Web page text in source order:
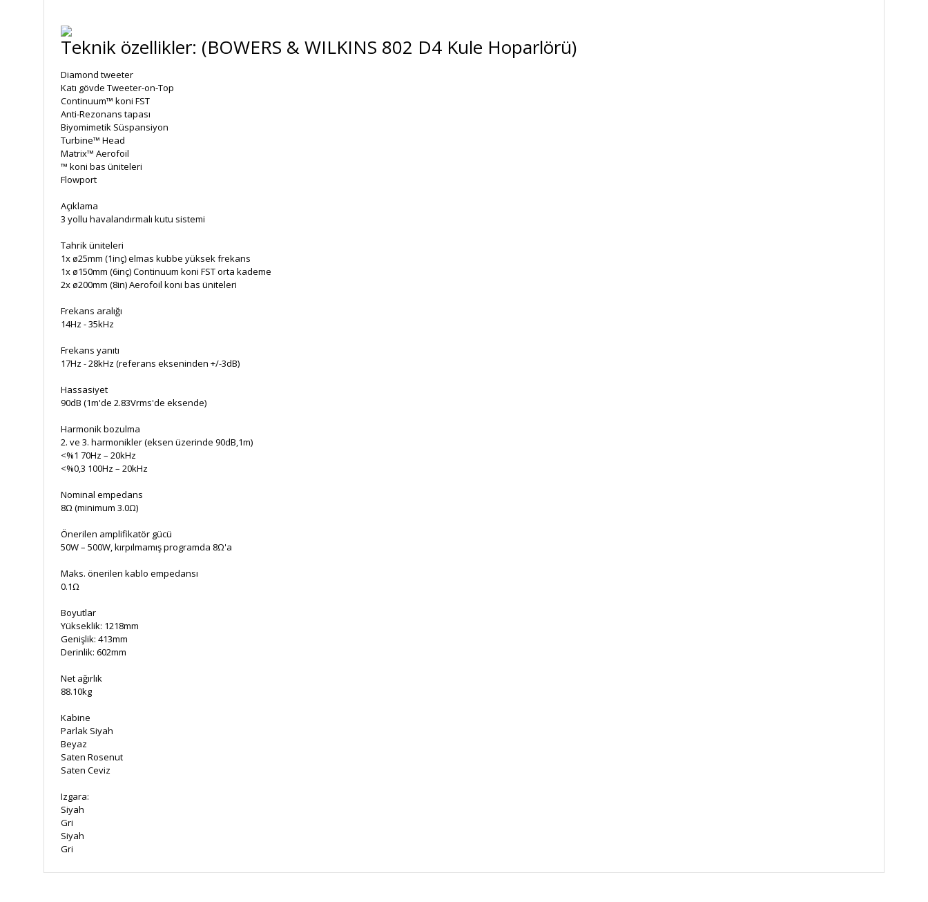
Teknik özellikler: (BOWERS & WILKINS 802 D4 Kule Hoparlörü)
Diamond tweeter
Katı gövde Tweeter-on-Top
Continuum™ koni FST
Anti-Rezonans tapası
Biyomimetik Süspansiyon
Turbine™ Head
Matrix™ Aerofoil
™ koni bas üniteleri
Flowport
Açıklama
3 yollu havalandırmalı kutu sistemi
Tahrik üniteleri
1x ø25mm (1inç) elmas kubbe yüksek frekans
1x ø150mm (6inç) Continuum koni FST orta kademe
2x ø200mm (8in) Aerofoil koni bas üniteleri
Frekans aralığı
14Hz - 35kHz
Frekans yanıtı
17Hz - 28kHz (referans ekseninden +/-3dB)
Hassasiyet
90dB (1m'de 2.83Vrms'de eksende)
Harmonik bozulma
2. ve 3. harmonikler (eksen üzerinde 90dB,1m)
<%1 70Hz – 20kHz
<%0,3 100Hz – 20kHz
Nominal empedans
8Ω (minimum 3.0Ω)
Önerilen amplifikatör gücü
50W – 500W, kırpılmamış programda 8Ω'a
Maks. önerilen kablo empedansı
0.1Ω
Boyutlar
Yükseklik: 1218mm
Genişlik: 413mm
Derinlik: 602mm
Net ağırlık
88.10kg
Kabine
Parlak Siyah
Beyaz
Saten Rosenut
Saten Ceviz
Izgara:
Siyah
Gri
Siyah
Gri